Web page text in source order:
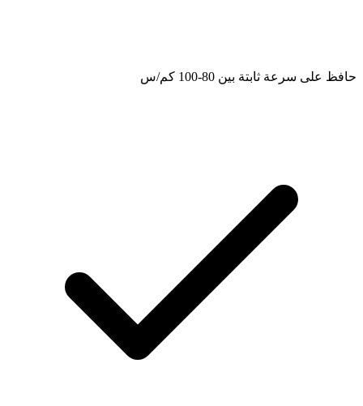
حافظ على سرعة ثابتة بين 80-100 كم/س